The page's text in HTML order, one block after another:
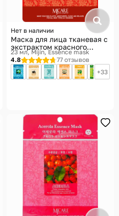
Нет в наличии
Маска для лица тканевая с
экстрактом красного
женьшеня
23 мл Mijin, Essence mask
4.8
77 отзывов
33